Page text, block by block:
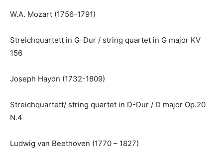
W.A. Mozart (1756-1791)
Streichquartett in G-Dur / string quartet in G major KV
156
Joseph Haydn (1732-1809)
Streichquartett/ string quartet in D-Dur / D major Op.20
N.4
Ludwig van Beethoven (1770 – 1827)